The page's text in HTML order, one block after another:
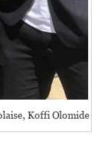
Koffi Olomide